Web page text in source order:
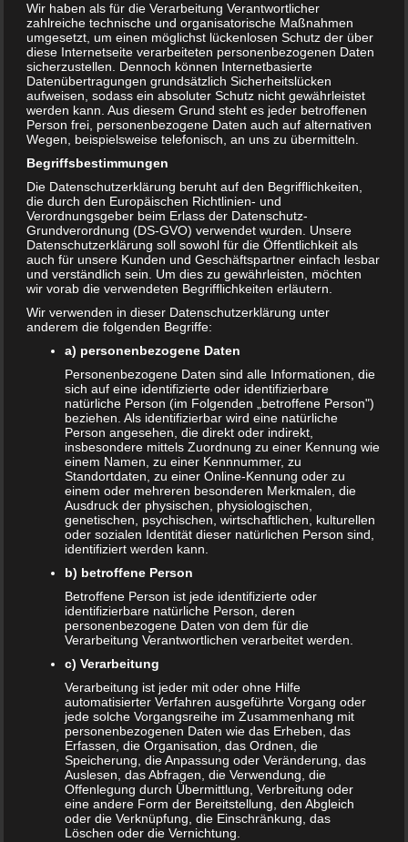
Das sind die vier Phasen der Eltern-Kind-
Beziehung
3. JUNI 2024
Es gibt wohl kaum eine so starke und wichtige Beziehung
wie jene zwischen Eltern und Kind. Dabei unterliegt diese
Beziehung im Laufe der Jahres durchaus…
WEITERLESEN...
Bildschirmzeit für Kinder: So viel ist wirklich
genug!
21. MAI 2024
Digitale Medien sind bereits seit vielen Jahren fester
Bestandteil in unserem Alltag geworden. Da verwundert es
nicht, dass schon die jüngsten Mitglieder unserer
Gesellschaft immer…
Wir haben als für die Verarbeitung Verantwortlicher
zahlreiche technische und organisatorische Maßnahmen
umgesetzt, um einen möglichst lückenlosen Schutz der über
diese Internetseite verarbeiteten personenbezogenen Daten
sicherzustellen. Dennoch können Internetbasierte
Datenübertragungen grundsätzlich Sicherheitslücken
aufweisen, sodass ein absoluter Schutz nicht gewährleistet
werden kann. Aus diesem Grund steht es jeder betroffenen
Person frei, personenbezogene Daten auch auf alternativen
Wegen, beispielsweise telefonisch, an uns zu übermitteln.
Begriffsbestimmungen
Die Datenschutzerklärung beruht auf den Begrifflichkeiten,
die durch den Europäischen Richtlinien- und
Verordnungsgeber beim Erlass der Datenschutz-
Grundverordnung (DS-GVO) verwendet wurden. Unsere
Datenschutzerklärung soll sowohl für die Öffentlichkeit als
auch für unsere Kunden und Geschäftspartner einfach lesbar
und verständlich sein. Um dies zu gewährleisten, möchten
wir vorab die verwendeten Begrifflichkeiten erläutern.
Wir verwenden in dieser Datenschutzerklärung unter
anderem die folgenden Begriffe:
a) personenbezogene Daten
Personenbezogene Daten sind alle Informationen, die
sich auf eine identifizierte oder identifizierbare
natürliche Person (im Folgenden „betroffene Person")
beziehen. Als identifizierbar wird eine natürliche
Person angesehen, die direkt oder indirekt,
insbesondere mittels Zuordnung zu einer Kennung wie
einem Namen, zu einer Kennnummer, zu
Standortdaten, zu einer Online-Kennung oder zu
einem oder mehreren besonderen Merkmalen, die
Ausdruck der physischen, physiologischen,
genetischen, psychischen, wirtschaftlichen, kulturellen
oder sozialen Identität dieser natürlichen Person sind,
identifiziert werden kann.
b) betroffene Person
Betroffene Person ist jede identifizierte oder
identifizierbare natürliche Person, deren
personenbezogene Daten von dem für die
Verarbeitung Verantwortlichen verarbeitet werden.
c) Verarbeitung
Verarbeitung ist jeder mit oder ohne Hilfe
automatisierter Verfahren ausgeführte Vorgang oder
jede solche Vorgangsreihe im Zusammenhang mit
personenbezogenen Daten wie das Erheben, das
Erfassen, die Organisation, das Ordnen, die
Speicherung, die Anpassung oder Veränderung, das
Auslesen, das Abfragen, die Verwendung, die
Offenlegung durch Übermittlung, Verbreitung oder
eine andere Form der Bereitstellung, den Abgleich
oder die Verknüpfung, die Einschränkung, das
Löschen oder die Vernichtung.